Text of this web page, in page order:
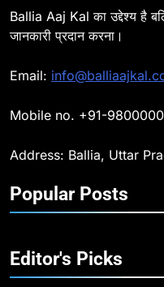
के
का
10
Ballia Aaj Kal का उद्देश्य है
जानकारी प्रदान करना।
Email:
Mobile no. +91-9800000
Address: Ballia, Uttar
Popular Posts
Editor's Picks